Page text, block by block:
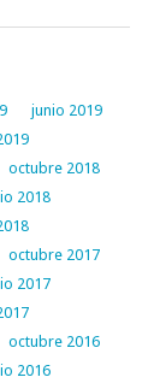
junio 2019
octubre 2018
2018
octubre 2017
2017
octubre 2016
2016